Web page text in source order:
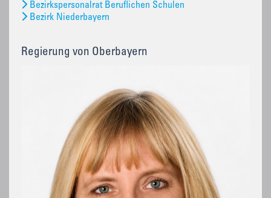
Bezirkspersonalrat Beruflichen Schulen
Bezirk Niederbayern
Regierung von Oberbayern